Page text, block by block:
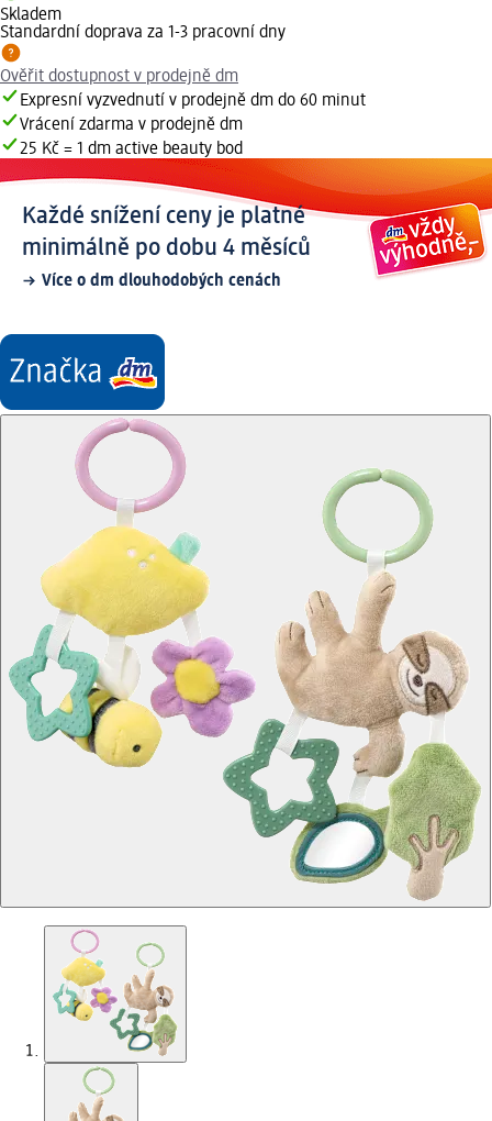
Skladem
Standardní doprava za 1-3 pracovní dny
Ověřit dostupnost v prodejně dm
Expresní vyzvednutí v prodejně dm do 60 minut
Vrácení zdarma v prodejně dm
25 Kč = 1 dm active beauty bod
Každé snížení ceny je platné
minimálně po dobu 4 měsíců
Více o dm dlouhodobých cenách